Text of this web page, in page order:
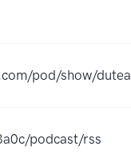
pod/show/dutea
podcast/rss